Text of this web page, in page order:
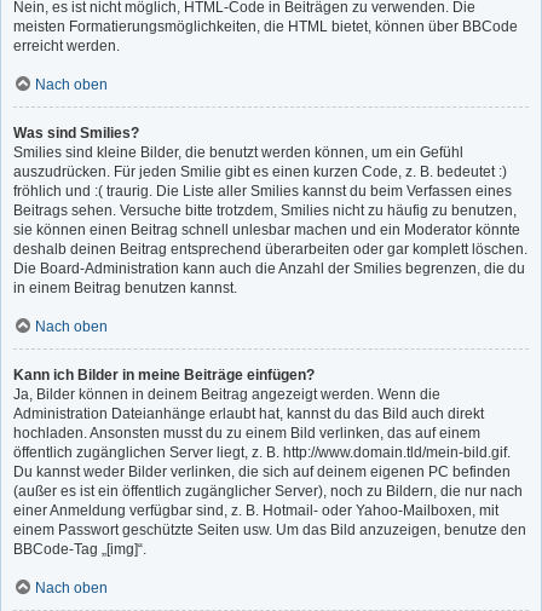
Nein, es ist nicht möglich, HTML-Code in Beiträgen zu verwenden. Die
meisten Formatierungsmöglichkeiten, die HTML bietet, können über BBCode
erreicht werden.
Nach oben
Was sind Smilies?
Smilies sind kleine Bilder, die benutzt werden können, um ein Gefühl
auszudrücken. Für jeden Smilie gibt es einen kurzen Code, z. B. bedeutet :)
fröhlich und :( traurig. Die Liste aller Smilies kannst du beim Verfassen eines
Beitrags sehen. Versuche bitte trotzdem, Smilies nicht zu häufig zu benutzen,
sie können einen Beitrag schnell unlesbar machen und ein Moderator könnte
deshalb deinen Beitrag entsprechend überarbeiten oder gar komplett löschen.
Die Board-Administration kann auch die Anzahl der Smilies begrenzen, die du
in einem Beitrag benutzen kannst.
Nach oben
Kann ich Bilder in meine Beiträge einfügen?
Ja, Bilder können in deinem Beitrag angezeigt werden. Wenn die
Administration Dateianhänge erlaubt hat, kannst du das Bild auch direkt
hochladen. Ansonsten musst du zu einem Bild verlinken, das auf einem
öffentlich zugänglichen Server liegt, z. B. http://www.domain.tld/mein-bild.gif.
Du kannst weder Bilder verlinken, die sich auf deinem eigenen PC befinden
(außer es ist ein öffentlich zugänglicher Server), noch zu Bildern, die nur nach
einer Anmeldung verfügbar sind, z. B. Hotmail- oder Yahoo-Mailboxen, mit
einem Passwort geschützte Seiten usw. Um das Bild anzuzeigen, benutze den
BBCode-Tag „[img]“.
Nach oben